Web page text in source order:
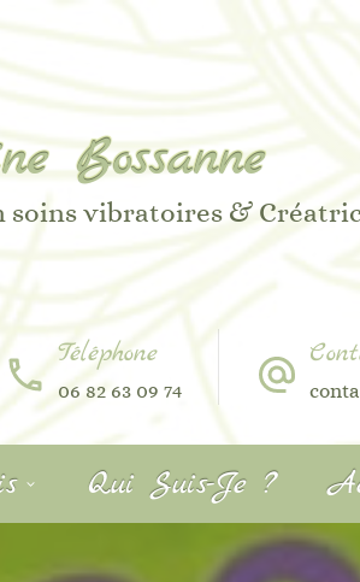
Bossanne
soins vibratoires &
Téléphone
06 82 63 09 74
Qui Suis-Je ?